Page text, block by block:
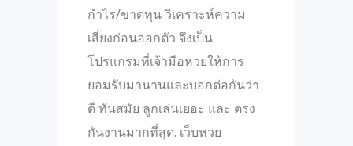
กำไร/ขาดทุน วิเคราะห์ความ
เสี่ยงก่อนออกตัว จึงเป็น
โปรแกรมที่เจ้ามือหวยให้การ
ยอมรับมานานและบอกต่อกันว่า
ดี ทันสมัย ลูกเล่นเยอะ และ ตรง
กันงานมากที่สุด. เว็บหวย